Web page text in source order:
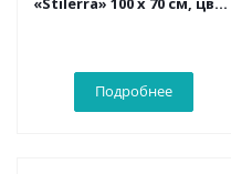
Подробнее